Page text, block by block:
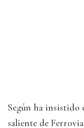
Según ha
saliente de